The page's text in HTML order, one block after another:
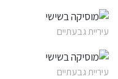
עיריית גבעתיים
עיריית גבעתיים